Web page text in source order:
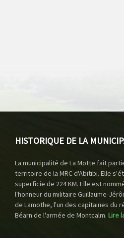
HISTORIQUE DE LA
La municipalité de La Motte fait
territoire de la MRC d'Abitibi. Elle
superficie de 224 KM. Elle est
l'honneur du militaire Guillaume-
de Lamothe, l'un des capitaines du
Béarn de l'armée de Montcalm. Lire